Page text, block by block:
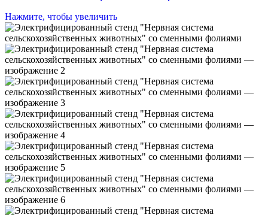
Нажмите, чтобы увеличить